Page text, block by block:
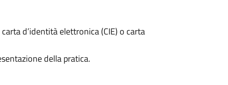
d’identità elettronica (CIE) o carta
della pratica.